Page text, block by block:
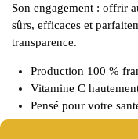
Son engagement : offrir
sûrs, efficaces et
transparence.
Production 100 %
Vitamine C
Pensé pour votre